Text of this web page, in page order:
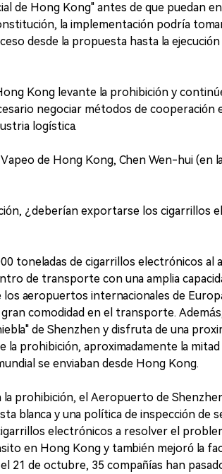
de Hong Kong" antes de que puedan
la implementación podría
desde la propuesta hasta la ejecución
Kong levante la prohibición y
negociar métodos de cooperación
logística.
de Hong Kong, Chen Wen-hui (en
¿deberían exportarse los cigarrillos
toneladas de cigarrillos electrónicos al
de transporte con una amplia
aeropuertos internacionales de
comodidad en el transporte.
de Shenzhen y disfruta de una
prohibición, aproximadamente la
se enviaban desde Hong Kong.
la prohibición, el Aeropuerto de
blanca y una política de inspección de
electrónicos a resolver el
en Hong Kong y también mejoró la
21 de octubre, 35 compañías han